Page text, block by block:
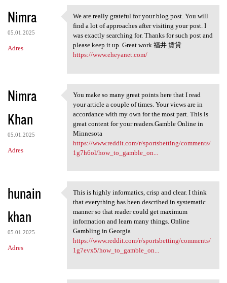
Nimra
05.01.2025
Adres
We are really grateful for
We are really grateful for your blog post. You will
find a lot of approaches after visiting your post. I
was exactly searching for. Thanks for such post and
please keep it up. Great work.福井 賃貸
https://www.eheyanet.com/
Nimra
Khan
05.01.2025
Adres
You make so many great points
You make so many great points here that I read
your article a couple of times. Your views are in
accordance with my own for the most part. This is
great content for your readers.Gamble Online in
Minnesota
https://www.reddit.com/r/sportsbetting/comments/
1g7h6ol/how_to_gamble_on...
hunain
khan
05.01.2025
Adres
This is highly informatics,
This is highly informatics, crisp and clear. I think
that everything has been described in systematic
manner so that reader could get maximum
information and learn many things. Online
Gambling in Georgia
https://www.reddit.com/r/sportsbetting/comments/
1g7evx5/how_to_gamble_on...